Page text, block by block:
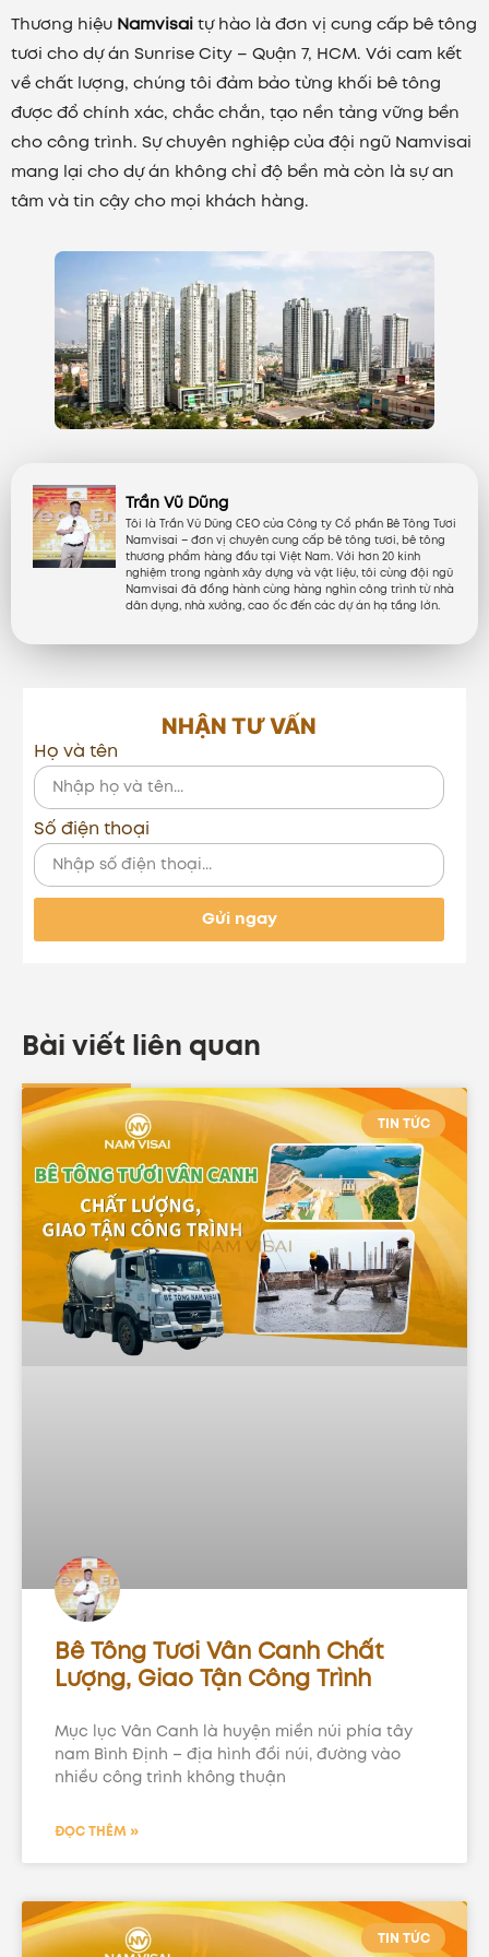
Thương hiệu Namvisaitự hào là đơn vị cung cấp bê tông
tươi cho dự án Sunrise City – Quận 7, HCM. Với cam kết
về chất lượng, chúng tôi đảm bảo từng khối bê tông
được đổ chính xác, chắc chắn, tạo nền tảng vững bền
cho công trình. Sự chuyên nghiệp của đội ngũ Namvisai
mang lại cho dự án không chỉ độ bền mà còn là sự an
tâm và tin cậy cho mọi khách hàng.
Trần Vũ Dũng
Tôi là Trần Vũ Dũng CEO của Công ty Cổ phần Bê Tông Tươi
Namvisai – đơn vị chuyên cung cấp bê tông tươi, bê tông
thương phẩm hàng đầu tại Việt Nam. Với hơn 20 kinh
nghiệm trong ngành xây dựng và vật liệu, tôi cùng đội ngũ
Namvisai đã đồng hành cùng hàng nghìn công trình từ nhà
dân dụng, nhà xưởng, cao ốc đến các dự án hạ tầng lớn.
NHẬN TƯ VẤN
Họ và tên
Số điện thoại
Gửi ngay
Bài viết liên quan
TIN TỨC
Bê Tông Tươi Vân Canh Chất
Lượng, Giao Tận Công Trình
Mục lục Vân Canh là huyện miền núi phía tây
nam Bình Định – địa hình đồi núi, đường vào
nhiều công trình không thuận
ĐỌC THÊM »
TIN TỨC